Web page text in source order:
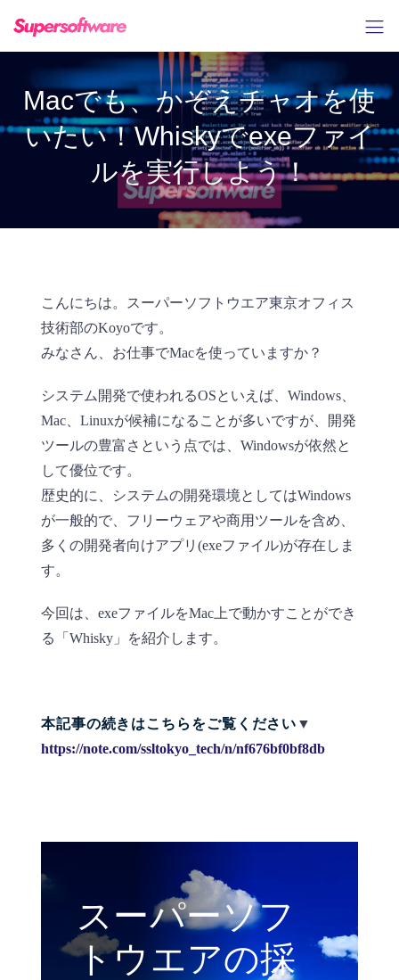
Macでも、かぞえチャオを使
いたい！Whiskyでexeファイ
ルを実行しよう！
こんにちは。スーパーソフトウエア東京オフィス
技術部のKoyoです。
みなさん、お仕事でMacを使っていますか？
システム開発で使われるOSといえば、Windows、
Mac、Linuxが候補になることが多いですが、開発
ツールの豊富さという点では、Windowsが依然と
して優位です。
歴史的に、システムの開発環境としてはWindows
が一般的で、フリーウェアや商用ツールを含め、
多くの開発者向けアプリ(exeファイル)が存在しま
す。
今回は、exeファイルをMac上で動かすことができ
る「Whisky」を紹介します。
本記事の続きはこちらをご覧ください ▼
https://note.com/ssltokyo_tech/n/nf676bf0bf8db
スーパーソフ
トウエアの採